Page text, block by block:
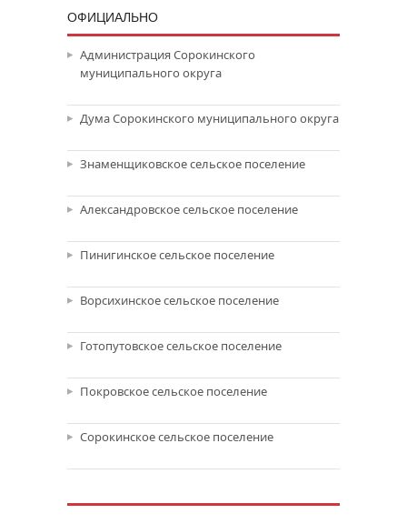
ОФИЦИАЛЬНО
Администрация Сорокинского
муниципального округа
Дума Сорокинского муниципального округа
Знаменщиковское сельское поселение
Александровское сельское поселение
Пинигинское сельское поселение
Ворсихинское сельское поселение
Готопутовское сельское поселение
Покровское сельское поселение
Сорокинское сельское поселение